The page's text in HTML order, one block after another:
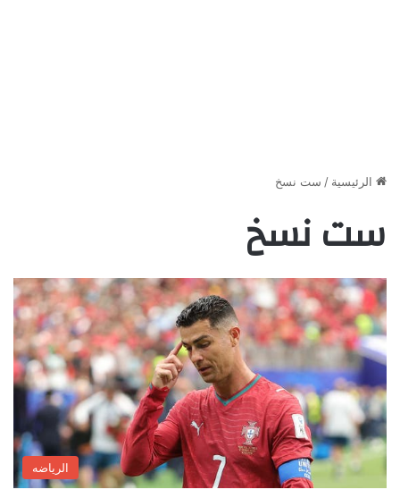
الرئيسية / ست نسخ
ست نسخ
الرياضه